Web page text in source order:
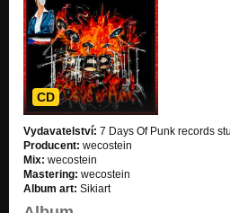
Českej Ráj -CD kunda tady ,kunda tam
Nezařazeno
nejsi sám ,jsi punk ! -CD kunda tady ,kunda
Nezařazeno
Blíž k prdeli (2014)
I'm A Junkie
Blíž k prdeli (2014)
CD
Vydavatelství: 7 Days Of Punk records
Producent: wecostein
Mix: wecostein
Mastering: wecostein
Album art: Sikiart